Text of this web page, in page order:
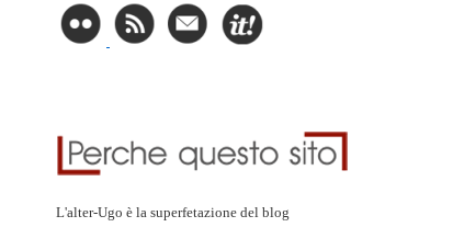
L'alter-Ugo è la superfetazione del blog